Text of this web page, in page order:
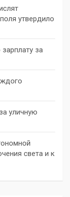
утвердило
за
уличную
света и к